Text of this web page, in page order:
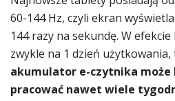
60-144 Hz, czyli ekran
144 razy na sekundę. W
zwykle na 1 dzień użytkowania,
akumulator e-czytnika może
pracować nawet wiele